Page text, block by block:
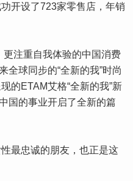
开设了723家零售店，年销
注重自我体验的中国消费
全球同步的“全新的我”时尚
的ETAM艾格“全新的我”新
国的事业开启了全新的篇
最忠诚的朋友，也正是这